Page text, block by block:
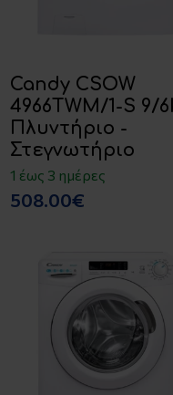
Candy CSOW
4966TWM/1-S 9/
Πλυντήριο -
Στεγνωτήριο
1 έως 3 ημέρες
508.00€